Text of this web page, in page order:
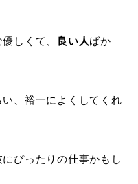
しくて、 良い人ばか
、裕一によくしてくれ
ぴったりの仕事かもし